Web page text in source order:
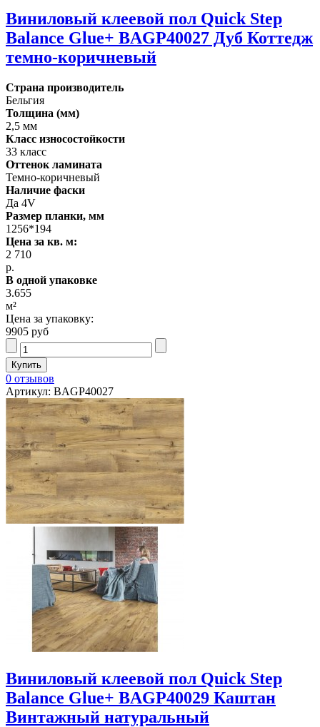
Виниловый клеевой пол Quick Step
Balance Glue+ BAGP40027 Дуб Коттедж
темно-коричневый
Страна производитель
Бельгия
Толщина (мм)
2,5 мм
Класс износостойкости
33 класс
Оттенок ламината
Темно-коричневый
Наличие фаски
Да 4V
Размер планки, мм
1256*194
Цена за кв. м:
2 710
р.
В одной упаковке
3.655
м²
Цена за упаковку:
9905 руб
0 отзывов
Артикул: BAGP40027
Виниловый клеевой пол Quick Step
Balance Glue+ BAGP40029 Каштан
Винтажный натуральный